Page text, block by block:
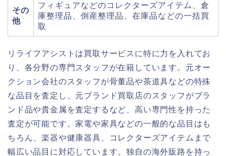
その
他
フィギュアなどのコレクターズアイテム、倉
庫整理品、倒産整理品、在庫品などの一括買
取
リライフアシストは買取サービスに特に力を入れてお
り、各分野の専門スタッフが在籍しています。元オー
クション会社のスタッフが骨董品や茶道具などの特殊
な品目を査定し、元ブランド買取店のスタッフがブラ
ンド品や貴金属を査定するなど、高い専門性を持った
査定が可能です。家電や家具などの一般的な品目はも
ちろん、楽器や健康器具、コレクターズアイテムまで
幅広い品目に対応しています。独自の海外販路を持っ